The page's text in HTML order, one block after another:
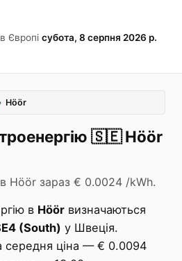
Європі субота, 8 серпня 2026 р.
› Höör
🇸🇪 Höör
в Höör зараз € 0.0024 /kWh.
в Höör визначаються
(South) у Швеція.
середня ціна — € 0.0094